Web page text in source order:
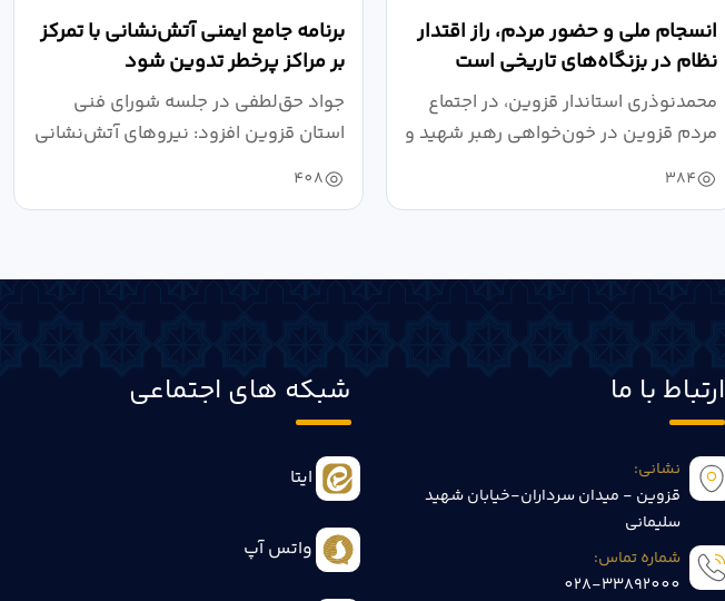
انسجام ملی و حضور مردم، راز اقتدار
نظام در بزنگاه‌های تاریخی است
محمدنوذری استاندار قزوین، در اجتماع
مردم قزوین در خون‌خواهی رهبر شهید و
حمایت...
384
برنامه جامع ایمنی آتش‌نشانی با تمرکز
بر مراکز پرخطر تدوین شود
جواد حق‌لطفی در جلسه شورای فنی
استان قزوین افزود: نیروهای آتش‌نشانی
طی سال...
408
ارتباط با ما
نشانی:
قزوین - میدان سرداران-خیابان شهید
سلیمانی
شماره تماس:
028-33892000
شبکه های اجتماعی
ایتا
واتس آپ